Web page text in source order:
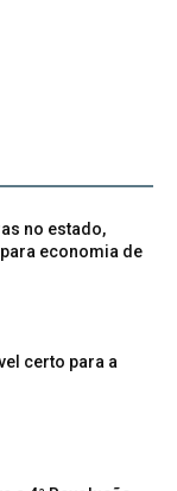
no estado,
economia de
certo para a